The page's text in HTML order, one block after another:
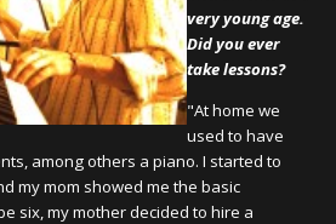
very young age.
Did you ever
take lessons?
"At home we
used to have
among others a piano. I started to
my mom showed me the basic
six, my mother decided to hire a